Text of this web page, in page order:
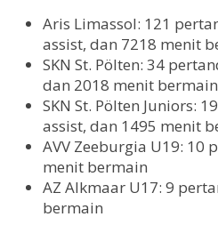
Aris Limassol: 121
assist, dan 7218 menit
SKN St. Pölten: 34
dan 2018 menit bermain
SKN St. Pölten Juniors:
assist, dan 1495 menit
AVV Zeeburgia U19: 10
menit bermain
AZ Alkmaar U17: 9
bermain